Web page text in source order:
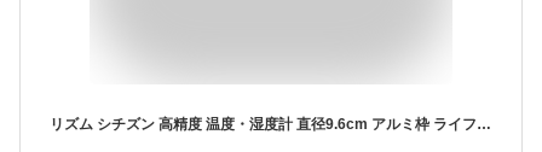
リズム シチズン 高精度 温度・湿度計 直径9.6cm アルミ枠 ライフナビD67B(シルバーヘアライン仕上げ) 8RDA67-B19 温度湿度計 ライフナビD67B シルバーヘアライン 見やすい 使いやすい 快適度表示 24時間最低最高値 電池寿命4年